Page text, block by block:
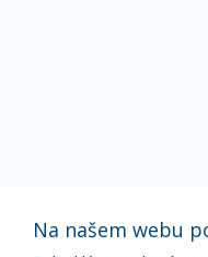
Na našem webu